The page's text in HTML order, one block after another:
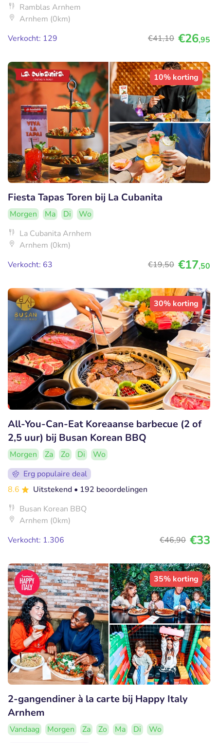
Ramblas Arnhem
Arnhem (0km)
Verkocht: 129
€41,10 €26,95
10% korting
Fiesta Tapas Toren bij La Cubanita
Morgen Ma Di
Wo
La Cubanita Arnhem
Arnhem (0km)
Verkocht: 63
€19,50 €17,50
30% korting
All-You-Can-Eat Koreaanse barbecue (2 of
2,5 uur) bij Busan Korean BBQ
Morgen Za Zo Di
Wo
Erg populaire deal
8.6
Uitstekend • 192 beoordelingen
Busan Korean BBQ
Arnhem (0km)
Verkocht: 1.306
€46,90 €33
35% korting
2-gangendiner à la carte bij Happy Italy
Arnhem
Vandaag Morgen Za Zo Ma Di
Wo